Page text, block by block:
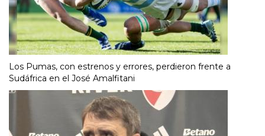
Los Pumas, con estrenos y errores, perdieron frente a
Sudáfrica en el José Amalfitani